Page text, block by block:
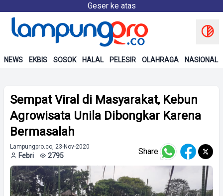
Geser ke atas
NEWS EKBIS SOSOK HALAL PELESIR OLAHRAGA NASIONAL
Sempat Viral di Masyarakat, Kebun
Agrowisata Unila Dibongkar Karena
Bermasalah
Lampungpro.co, 23-Nov-2020
Febri 2795 Share